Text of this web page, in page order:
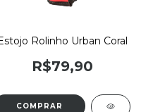
Rolinho Urban Coral
R$79,90